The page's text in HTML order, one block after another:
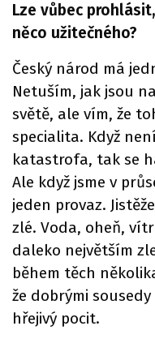
Lze vůbec
něco užitečného?
Český národ má
Netuším, jak jsou
světě, ale vím, že
specialita. Když
katastrofa, tak se
Ale když jsme v
jeden provaz.
zlé. Voda, oheň,
daleko největším
během těch
že dobrými
hřejivý pocit.